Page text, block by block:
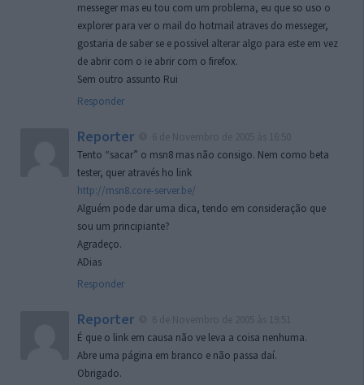
messeger mas eu tou com um problema, eu que so uso o
explorer para ver o mail do hotmail atraves do messeger,
gostaria de saber se e possivel alterar algo para este em vez
de abrir com o ie abrir com o firefox.
Sem outro assunto Rui
Responder
Reporter
Tento “sacar” o msn8 mas não consigo. Nem como beta
tester, quer através ho link
http://msn8.core-server.be/
Alguém pode dar uma dica, tendo em consideração que
sou um principiante?
Agradeço.
ADias
Responder
Reporter
É que o link em causa não ve leva a coisa nenhuma.
Abre uma página em branco e não passa daí.
Obrigado.